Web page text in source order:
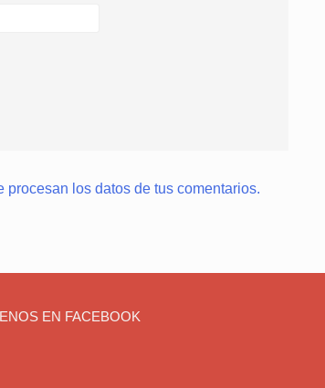
procesan los datos de tus comentarios.
EN FACEBOOK